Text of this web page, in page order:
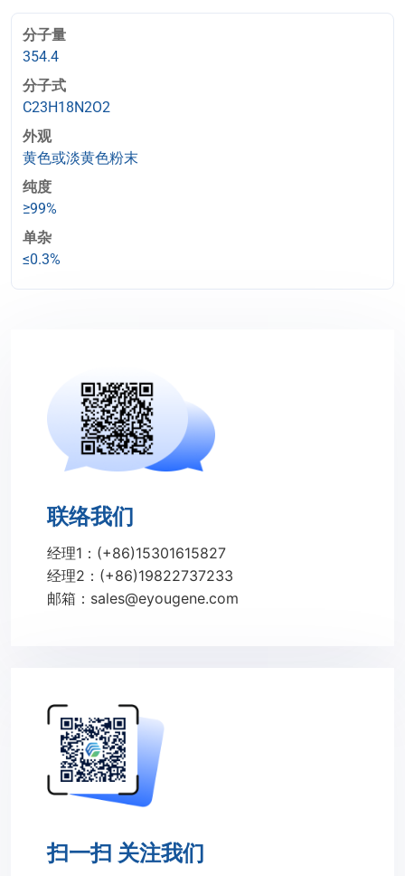
分子量
354.4
分子式
C23H18N2O2
外观
黄色或淡黄色粉末
纯度
≥99%
单杂
≤0.3%
联络我们
经理1：(+86)15301615827
经理2：(+86)19822737233
邮箱：sales@eyougene.com
扫一扫 关注我们